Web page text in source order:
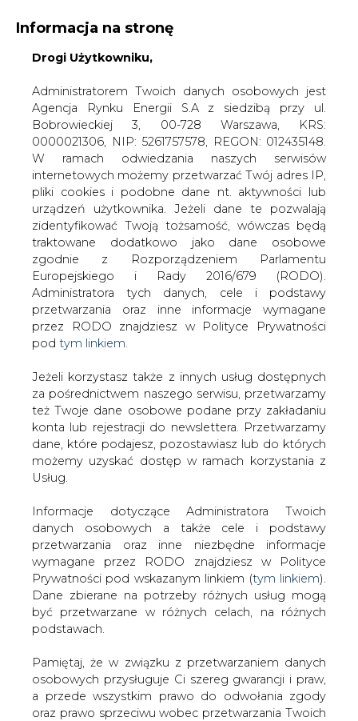
KONTAKT:
WYDAWCA PORTALU:
WYSOKI KONTRAST A A
ZALOGUJ SIĘ
WŁĄCZ CIRE.TV
Informacja na stronę
Drogi Użytkowniku,
Administratorem Twoich danych osobowych jest
Agencja Rynku Energii S.A z siedzibą przy ul.
Bobrowieckiej 3, 00-728 Warszawa, KRS:
0000021306, NIP: 5261757578, REGON: 012435148.
W ramach odwiedzania naszych serwisów
internetowych możemy przetwarzać Twój adres IP,
pliki cookies i podobne dane nt. aktywności lub
urządzeń użytkownika. Jeżeli dane te pozwalają
zidentyfikować Twoją tożsamość, wówczas będą
traktowane dodatkowo jako dane osobowe
zgodnie z Rozporządzeniem Parlamentu
Europejskiego i Rady 2016/679 (RODO).
Administratora tych danych, cele i podstawy
przetwarzania oraz inne informacje wymagane
przez RODO znajdziesz w Polityce Prywatności
pod tym linkiem.
Jeżeli korzystasz także z innych usług dostępnych
za pośrednictwem naszego serwisu, przetwarzamy
też Twoje dane osobowe podane przy zakładaniu
konta lub rejestracji do newslettera. Przetwarzamy
dane, które podajesz, pozostawiasz lub do których
możemy uzyskać dostęp w ramach korzystania z
Usług.
Informacje dotyczące Administratora Twoich
danych osobowych a także cele i podstawy
przetwarzania oraz inne niezbędne informacje
wymagane przez RODO znajdziesz w Polityce
Prywatności pod wskazanym linkiem (tym linkiem).
Dane zbierane na potrzeby różnych usług mogą
być przetwarzane w różnych celach, na różnych
podstawach.
Pamiętaj, że w związku z przetwarzaniem danych
osobowych przysługuje Ci szereg gwarancji i praw,
a przede wszystkim prawo do odwołania zgody
oraz prawo sprzeciwu wobec przetwarzania Twoich
Strona główna RYNEK PALIW
PKN Orlen chce mieć
100 stacji paliw na Litwie
2007-09-06 00:00
skomentuj
udostępnij:
PKN Orlen chce mieć 100 stacji
paliw na Litwie